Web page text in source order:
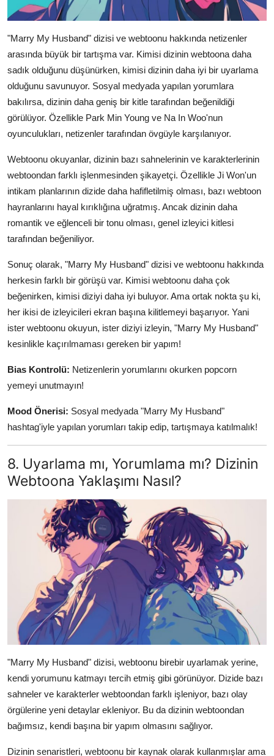
"Marry My Husband" dizisi ve webtoonu hakkında netizenler
arasında büyük bir tartışma var. Kimisi dizinin webtoona daha
sadık olduğunu düşünürken, kimisi dizinin daha iyi bir uyarlama
olduğunu savunuyor. Sosyal medyada yapılan yorumlara
bakılırsa, dizinin daha geniş bir kitle tarafından beğenildiği
görülüyor. Özellikle Park Min Young ve Na In Woo'nun
oyunculukları, netizenler tarafından övgüyle karşılanıyor.
Webtoonu okuyanlar, dizinin bazı sahnelerinin ve karakterlerinin
webtoondan farklı işlenmesinden şikayetçi. Özellikle Ji Won'un
intikam planlarının dizide daha hafifletilmiş olması, bazı webtoon
hayranlarını hayal kırıklığına uğratmış. Ancak dizinin daha
romantik ve eğlenceli bir tonu olması, genel izleyici kitlesi
tarafından beğeniliyor.
Sonuç olarak, "Marry My Husband" dizisi ve webtoonu hakkında
herkesin farklı bir görüşü var. Kimisi webtoonu daha çok
beğenirken, kimisi diziyi daha iyi buluyor. Ama ortak nokta şu ki,
her ikisi de izleyicileri ekran başına kilitlemeyi başarıyor. Yani
ister webtoonu okuyun, ister diziyi izleyin, "Marry My Husband"
kesinlikle kaçırılmaması gereken bir yapım!
Bias Kontrolü: Netizenlerin yorumlarını okurken popcorn
yemeyi unutmayın!
Mood Önerisi: Sosyal medyada "Marry My Husband"
hashtag'iyle yapılan yorumları takip edip, tartışmaya katılmalık!
8. Uyarlama mı, Yorumlama mı? Dizinin
Webtoona Yaklaşımı Nasıl?
"Marry My Husband" dizisi, webtoonu birebir uyarlamak yerine,
kendi yorumunu katmayı tercih etmiş gibi görünüyor. Dizide bazı
sahneler ve karakterler webtoondan farklı işleniyor, bazı olay
örgülerine yeni detaylar ekleniyor. Bu da dizinin webtoondan
bağımsız, kendi başına bir yapım olmasını sağlıyor.
Dizinin senaristleri, webtoonu bir kaynak olarak kullanmışlar ama